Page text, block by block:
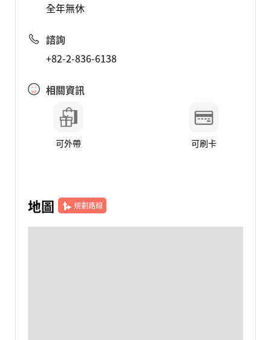
全年無休
諮詢
+82-2-836-6138
相關資訊
可外帶 可刷卡
地圖 規劃路線